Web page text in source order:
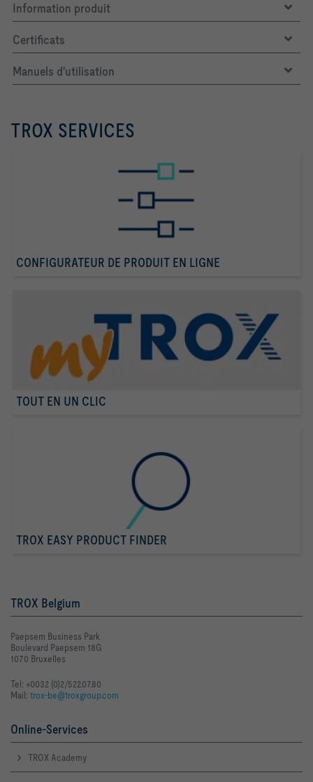
Information produit
Certificats
Manuels d'utilisation
TROX SERVICES
CONFIGURATEUR DE PRODUIT EN LIGNE
TOUT EN UN CLIC
TROX EASY PRODUCT FINDER
TROX Belgium
Paepsem Business Park
Boulevard Paepsem 18G
1070 Bruxelles
Tel: +0032 (0)2/522.07.80
Mail: trox-be@troxgroup.com
Online-Services
TROX Academy